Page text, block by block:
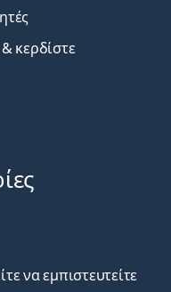
κερδίστε
να εμπιστευτείτε